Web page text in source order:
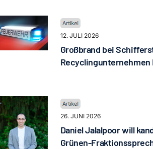
12. JULI 2026
Großbrand bei
Recyclingunternehmen
26. JUNI 2026
Daniel Jalalpoor will
Grünen-